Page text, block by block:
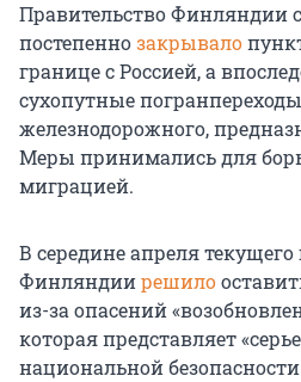
Правительство Финляндии
постепеннозакрывало
границе с Россией, а
сухопутные
железнодорожного,
Меры принимались для
миграцией.
В середине апреля текущего
Финляндиирешило
из-за опасений
которая представляет
национальной